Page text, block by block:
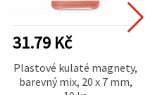
31.79 Kč
Plastové kulaté magnety,
barevný mix, 20 x 7 mm,